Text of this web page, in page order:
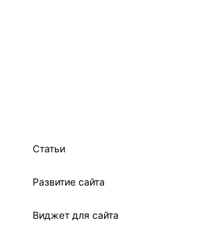
Статьи
Развитие сайта
Виджет для сайта